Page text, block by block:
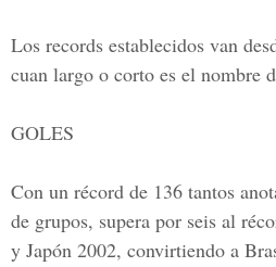
Los records establecidos van
cuan largo o corto es el nombre
GOLES
Con un récord de 136 tantos
de grupos, supera por seis al
y Japón 2002, convirtiendo a